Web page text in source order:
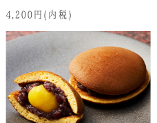
で、出来立ての美味しさをお楽
しみいただけます。 電子レン
ジで温めてからお召し上がりく
ださい。
4,200円(内税)